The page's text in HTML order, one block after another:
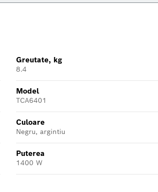
Greutate, kg
8.4
Model
TCA6401
Culoare
Negru, argintiu
Puterea
1400 W